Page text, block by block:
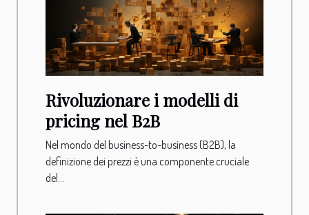
Rivoluzionare i modelli di
pricing nel B2B
Nel mondo del business-to-business (B2B), la
definizione dei prezzi è una componente cruciale
del...